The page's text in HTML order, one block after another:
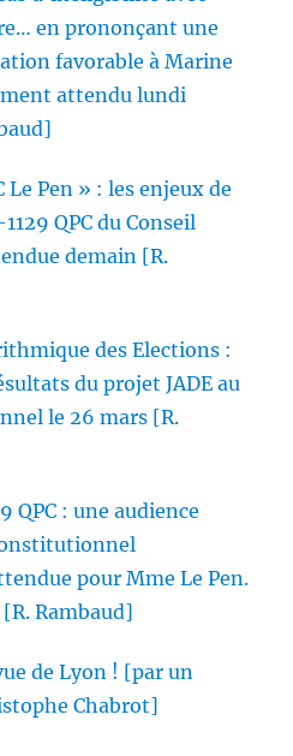
en prononçant une
favorable à Marine
attendu lundi
Le Pen » : les enjeux de
QPC du Conseil
demain [R.
des Elections :
du projet JADE au
le 26 mars [R.
QPC : une audience
pour Mme Le Pen.
Rambaud]
de Lyon ! [par un
Chabrot]